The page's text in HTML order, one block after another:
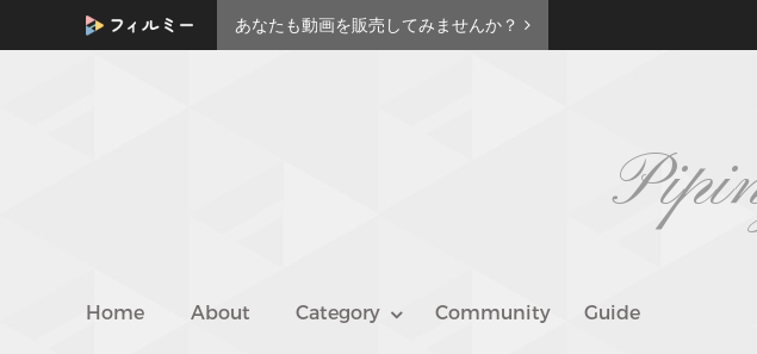
あなたも動画を販売してみませんか？
Home About Category Community Guide